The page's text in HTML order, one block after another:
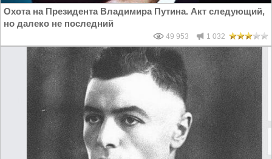
Охота на Президента Владимира Путина. Акт следующий,
но далеко не последний
49 953 1 032